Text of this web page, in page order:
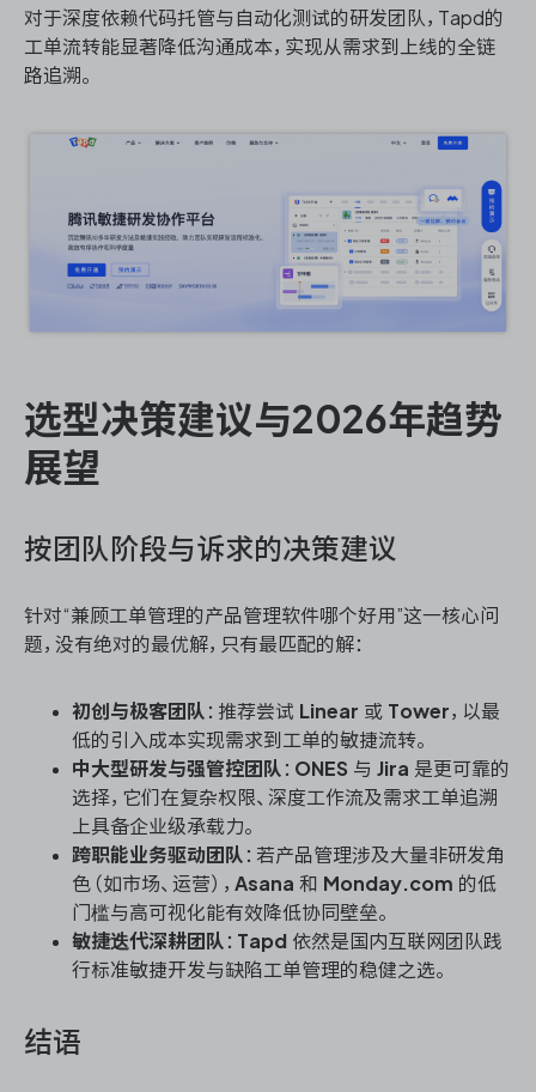
对于深度依赖代码托管与自动化测试的研发团队，Tapd的
工单流转能显著降低沟通成本，实现从需求到上线的全链
路追溯。
选型决策建议与2026年趋势
展望
按团队阶段与诉求的决策建议
针对“兼顾工单管理的产品管理软件哪个好用”这一核心问
题，没有绝对的最优解，只有最匹配的解：
初创与极客团队 ：推荐尝试 Linear 或 Tower，以最
低的引入成本实现需求到工单的敏捷流转。
中大型研发与强管控团队 ： ONES 与 Jira 是更可靠的
选择，它们在复杂权限、深度工作流及需求工单追溯
上具备企业级承载力。
跨职能业务驱动团队 ：若产品管理涉及大量非研发角
色（如市场、运营）， Asana 和 Monday.com 的低
门槛与高可视化能有效降低协同壁垒。
敏捷迭代深耕团队 ： Tapd 依然是国内互联网团队践
行标准敏捷开发与缺陷工单管理的稳健之选。
结语